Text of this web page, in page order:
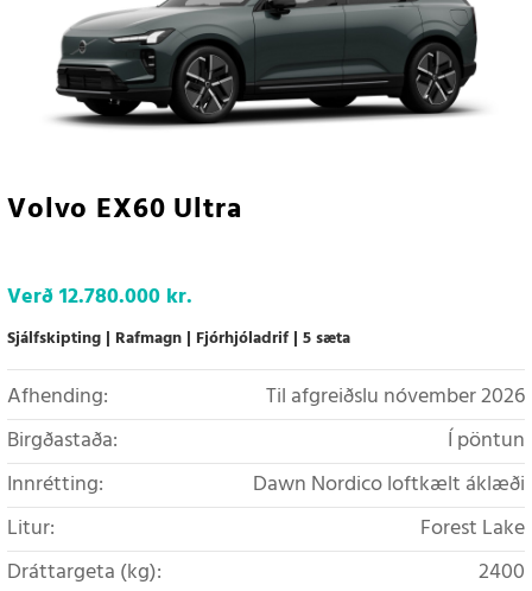
Volvo EX60 Ultra
Verð12.780.000 kr.
Sjálfskipting Rafmagn Fjórhjóladrif 5 sæta
Afhending:
Til afgreiðslu nóvember 2026
Birgðastaða:
Í pöntun
Innrétting:
Dawn Nordico loftkælt áklæði
Litur:
Forest Lake
Dráttargeta (kg):
2400